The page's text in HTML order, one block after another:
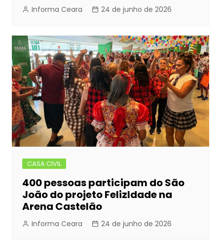
Informa Ceara 24 de junho de 2026
CASA CIVIL
400 pessoas participam do São
João do projeto FelizIdade na
Arena Castelão
Informa Ceara 24 de junho de 2026